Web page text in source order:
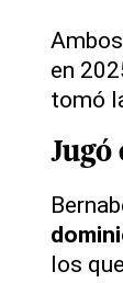
en
tomó
Jugó
los